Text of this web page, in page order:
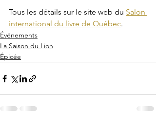
Tous les détails sur le site web du Salon
international du livre de Québec.
Événements
La Saison du Lion
Épicée